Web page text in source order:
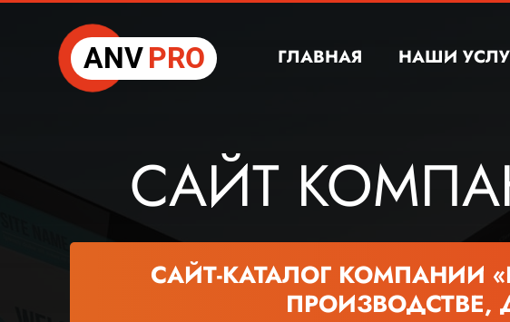
ANVPRO ГЛАВНАЯ НАШИ
САЙТ
САЙТ-КАТАЛОГ
ПРОИЗВОДСТВЕ,